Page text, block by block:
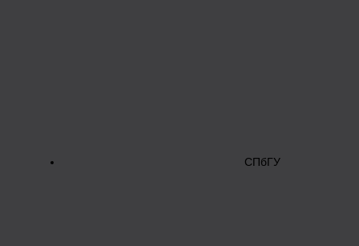
СПбГУ